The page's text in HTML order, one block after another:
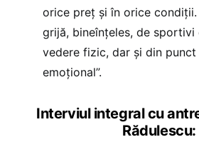
orice preț și în orice condiții.
grijă, bineînțeles, de
vedere fizic, dar și din
emoțional”.
Interviul integral cu
Rădulescu: